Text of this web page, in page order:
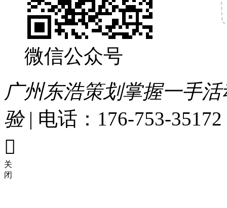
微信公众号
广州东浩策划掌握一手
验 | 电话：176-753-35172

关
闭